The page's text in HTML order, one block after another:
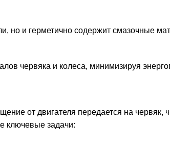
но и герметично содержит смазочные
червяка и колеса, минимизируя
от двигателя передается на червяк,
ключевые задачи: